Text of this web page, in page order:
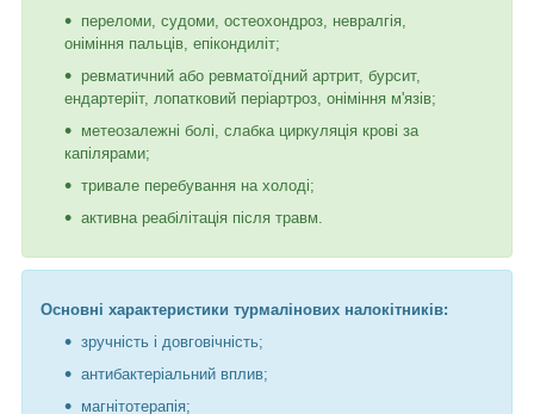
переломи, судоми, остеохондроз, невралгія,
оніміння пальців, епікондиліт;
ревматичний або ревматоїдний артрит, бурсит,
ендартерііт, лопатковий періартроз, оніміння м'язів;
метеозалежні болі, слабка циркуляція крові за
капілярами;
тривале перебування на холоді;
активна реабілітація після травм.
Основні характеристики турмалінових налокітників:
зручність і довговічність;
антибактеріальний вплив;
магнітотерапія;